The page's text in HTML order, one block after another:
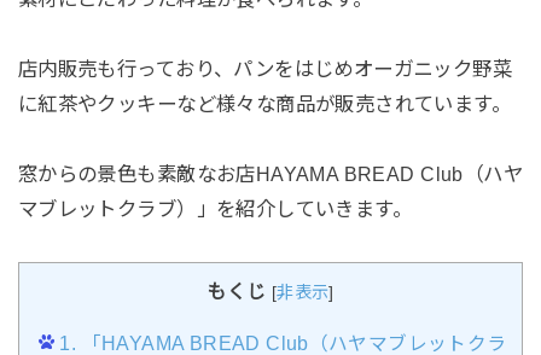
店内販売も行っており、パンをはじめオーガニック野菜
に紅茶やクッキーなど様々な商品が販売されています。
窓からの景色も素敵なお店HAYAMA BREAD Club（ハヤ
マブレットクラブ）」を紹介していきます。
もくじ [非表示]
1. 「HAYAMA BREAD Club（ハヤマブレットクラ